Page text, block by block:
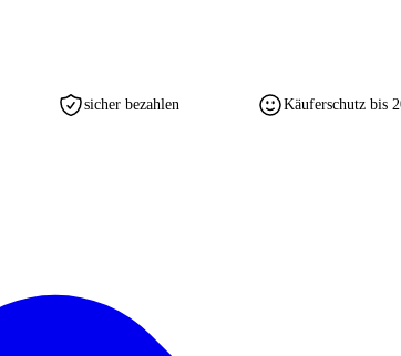
sicher bezahlen Käuferschutz bis